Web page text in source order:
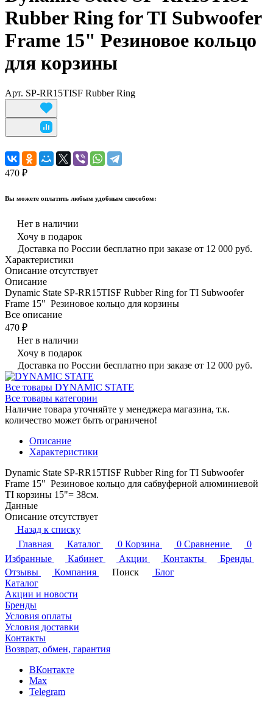
Rubber Ring for TI Subwoofer
Frame 15" Резиновое кольцо
для корзины
Арт. SP-RR15TISF Rubber Ring
470 ₽
Вы можете оплатить любым удобным способом:
Нет в наличии
Хочу в подарок
Доставка по России бесплатно при заказе от 12 000 руб.
Характеристики
Описание отсутствует
Описание
Dynamic State SP-RR15TISF Rubber Ring for TI Subwoofer
Frame 15" Резиновое кольцо для корзины
Все описание
470 ₽
Нет в наличии
Хочу в подарок
Доставка по России бесплатно при заказе от 12 000 руб.
Все товары DYNAMIC STATE
Все товары категории
Наличие товара уточняйте у менеджера магазина, т.к.
количество может быть ограничено!
Описание
Характеристики
Dynamic State SP-RR15TISF Rubber Ring for TI Subwoofer
Frame 15" Резиновое кольцо для сабвуферной алюминиевой
TI корзины 15"= 38см.
Данные
Описание отсутствует
Назад к списку
Главная
Каталог 0 Корзина 0 Сравнение
0
Избранные
Кабинет Акции Контакты
Бренды
Отзывы
Компания Поиск
Блог
Каталог
Акции и новости
Бренды
Условия оплаты
Условия доставки
Контакты
Возврат, обмен, гарантия
ВКонтакте
Max
Telegram